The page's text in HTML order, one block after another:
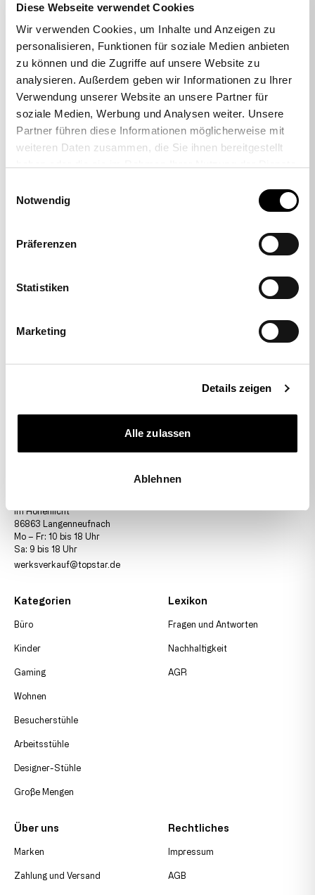
Diese Webseite verwendet Cookies
Wir verwenden Cookies, um Inhalte und Anzeigen zu
personalisieren, Funktionen für soziale Medien anbieten
zu können und die Zugriffe auf unsere Website zu
analysieren. Außerdem geben wir Informationen zu Ihrer
Verwendung unserer Website an unsere Partner für
soziale Medien, Werbung und Analysen weiter. Unsere
Partner führen diese Informationen möglicherweise mit
weiteren Daten zusammen, die Sie ihnen bereitgestellt
Notwendig
Präferenzen
Statistiken
Marketing
Details zeigen
Alle zulassen
Ablehnen
Nachricht*
Daten lautDatenschutzerklärung
Mo – Do: 08 bis 16 Uhr
Werksverkauf Ladengeschäft
Im Hohenlicht
86863 Langenneufnach
Mo – Fr: 10 bis 18 Uhr
Sa: 9 bis 18 Uhr
werksverkauf@topstar.de
Kategorien
Büro
Kinder
Gaming
Wohnen
Besucherstühle
Arbeitsstühle
Designer-Stühle
Große Mengen
Lexikon
Fragen und Antworten
Nachhaltigkeit
AGR
Über uns
Marken
Zahlung und Versand
Rechtliches
Impressum
AGB